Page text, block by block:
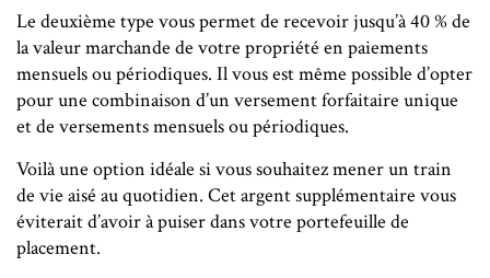
Le deuxième type vous permet de recevoir jusqu’à 40 % de
la valeur marchande de votre propriété en paiements
mensuels ou périodiques. Il vous est même possible d’opter
pour une combinaison d’un versement forfaitaire unique
et de versements mensuels ou périodiques.
Voilà une option idéale si vous souhaitez mener un train
de vie aisé au quotidien. Cet argent supplémentaire vous
éviterait d’avoir à puiser dans votre portefeuille de
placement.